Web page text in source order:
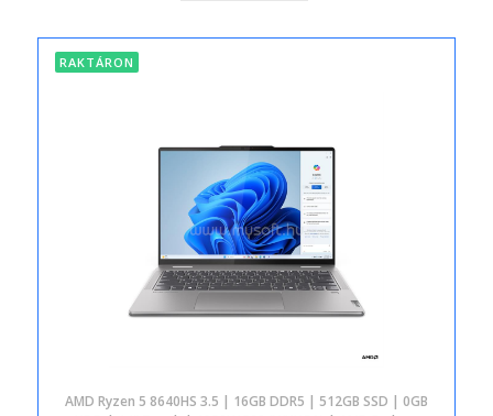
RAKTÁRON
AMD Ryzen 5 8640HS 3.5 | 16GB DDR5 | 512GB SSD | 0GB